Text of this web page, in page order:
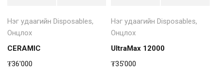
Нэг удаагийн Disposables,
Онцлох
CERAMIC
₮36'000
Нэг удаагийн Disposables,
Онцлох
UltraMax 12000
₮35'000